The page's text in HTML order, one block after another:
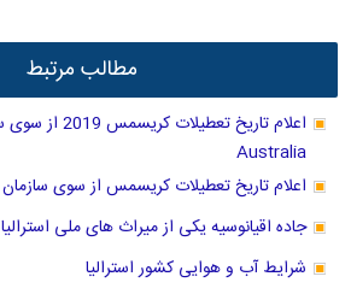
مطالب مرتبط
Australia
اعلام تاریخ تعطیلات کریسمس از سوی سازمان ACS
جاده اقیانوسیه یکی از میراث های ملی استرالیا
شرایط آب و هوایی کشور استرالیا